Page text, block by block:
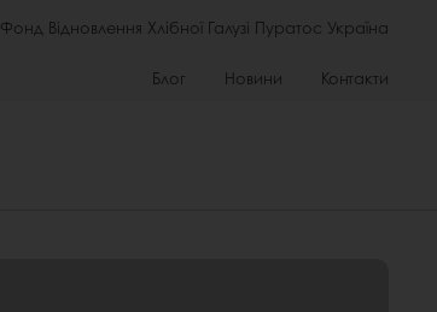
Фонд Відновлення Хлібної Галузі Пуратос Україна
Блог Новини Контакти